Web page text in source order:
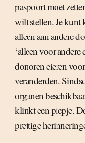
paspoort moet
wilt stellen. Je kunt
alleen aan andere
‘alleen voor
donoren eieren
veranderden.
organen
klinkt een piepje.
prettige